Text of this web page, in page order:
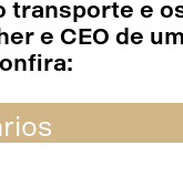
transporte e
e CEO de